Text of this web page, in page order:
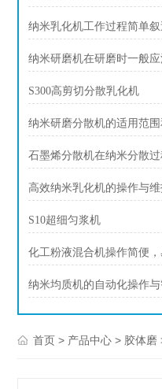
纳米乳化机工作过程简单叙
纳米研磨机在研磨时一般
S300高剪切分散乳化机
纳米研磨分散机的适用范
石墨烯分散机在纳米分散
高效纳米乳化机的操作与
S10超细匀浆机
化工粉液混合机操作简便
纳米均质机的自动化操作
首页 > 产品中心 > 胶体磨